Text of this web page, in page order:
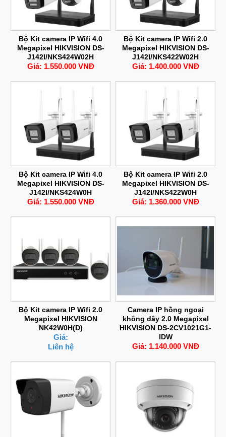
Bộ Kit camera IP Wifi 4.0
Megapixel HIKVISION DS-
J142I/NKS424W02H
Giá: 1.550.000 VNĐ
Bộ Kit camera IP Wifi 2.0
Megapixel HIKVISION DS-
J142I/NKS422W02H
Giá: 1.400.000 VNĐ
Bộ Kit camera IP Wifi 4.0
Megapixel HIKVISION DS-
J142I/NKS424W0H
Giá: 1.550.000 VNĐ
Bộ Kit camera IP Wifi 2.0
Megapixel HIKVISION DS-
J142I/NKS422W0H
Giá: 1.360.000 VNĐ
Bộ Kit camera IP Wifi 2.0
Megapixel HIKVISION
NK42W0H(D)
Giá:
Liên hệ
Camera IP hồng ngoại
không dây 2.0 Megapixel
HIKVISION DS-2CV1021G1-
IDW
Giá: 1.140.000 VNĐ